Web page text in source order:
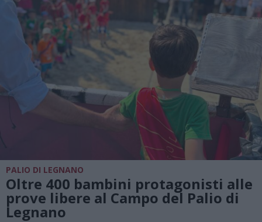
PALIO DI LEGNANO
Oltre 400 bambini protagonisti alle
prove libere al Campo del Palio di
Legnano